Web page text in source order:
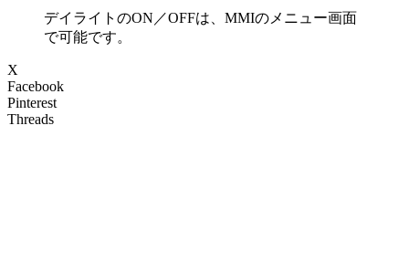
デイライトのON／OFFは、MMIのメニュー画面
で可能です。
X
Facebook
Pinterest
Threads